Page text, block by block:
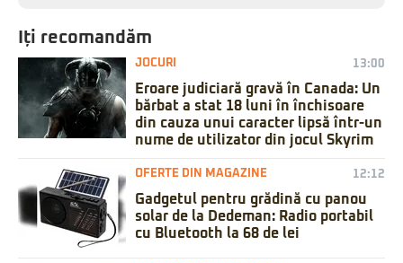
Iți recomandăm
JOCURI 13:00
Eroare judiciară gravă în Canada: Un
bărbat a stat 18 luni în închisoare
din cauza unui caracter lipsă într-un
nume de utilizator din jocul Skyrim
OFERTE DIN MAGAZINE 12:12
Gadgetul pentru grădină cu panou
solar de la Dedeman: Radio portabil
cu Bluetooth la 68 de lei